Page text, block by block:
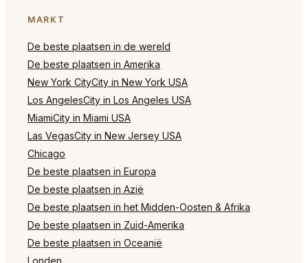
MARKT
De beste plaatsen in de wereld
De beste plaatsen in Amerika
New York CityCity in New York USA
Los AngelesCity in Los Angeles USA
MiamiCity in Miami USA
Las VegasCity in New Jersey USA
Chicago
De beste plaatsen in Europa
De beste plaatsen in Azië
De beste plaatsen in het Midden-Oosten & Afrika
De beste plaatsen in Zuid-Amerika
De beste plaatsen in Oceanië
Londen